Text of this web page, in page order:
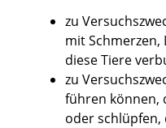
zu
mit Schmerzen,
diese Tiere
zu
führen können,
oder schlüpfen,